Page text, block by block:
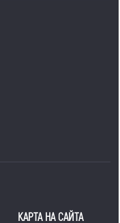
КАРТА НА САЙТА